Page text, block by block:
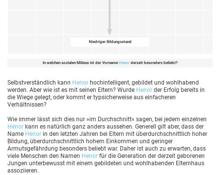
Niedriger Bildungsstand
In welchen sozialen Milieus ist der Vorname Henorderzeit besonders beliebt?
Selbstverständlich kann Henor hochintelligent, gebildet und wohlhabend
werden. Aber wie ist es mit seinen Eltern? Wurde Henor der Erfolg bereits in
die Wiege gelegt, oder kommt er typsicherweise aus einfacheren
Verhältnissen?
Wie immer lässt sich dies nur »im Durchschnitt« sagen, bei jedem einzelnen
Henor kann es natürlich ganz anders aussehen. Generell gilt aber, dass der
Name Henor in den letzten Jahren bei Eltern mit überdurchschnittlich hoher
Bildung, überdurchschnittlich hohem Einkommen und geringer
Armutsgefährdung besonders beliebt war. Daher ist auch zu erwarten, dass
viele Menschen den Namen Henor für die Generation der derzeit geborenen
Jungen unterbewusst mit einem gebildeten und wohlhabenden Elternhaus
assoziieren.